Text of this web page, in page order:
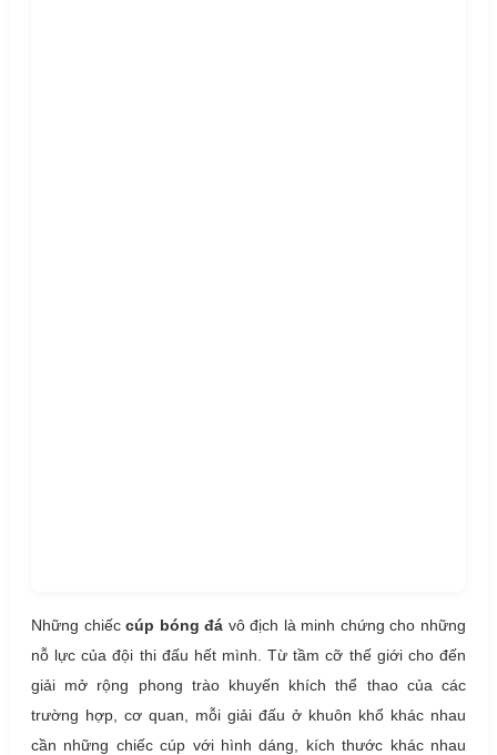
Những chiếccúp bóng đá vô địch là minh chứng cho những
nỗ lực của đội thi đấu hết mình. Từ tầm cỡ thế giới cho đến
giải mở rộng phong trào khuyến khích thể thao của các
trường hợp, cơ quan, mỗi giải đấu ở khuôn khổ khác nhau
cần những chiếc cúp với hình dáng, kích thước khác nhau